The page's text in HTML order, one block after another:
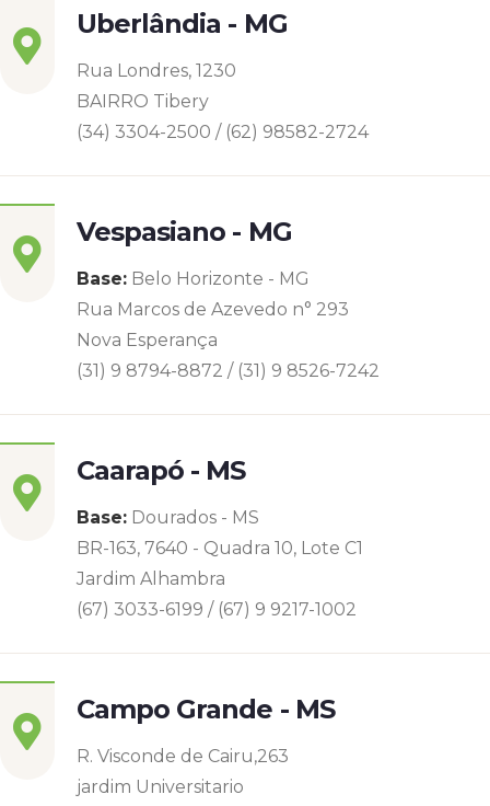
Uberlândia - MG
Rua Londres, 1230
BAIRRO Tibery
(34) 3304-2500 / (62) 98582-2724
Vespasiano - MG
Base: Belo Horizonte - MG
Rua Marcos de Azevedo n° 293
Nova Esperança
(31) 9 8794-8872 / (31) 9 8526-7242
Caarapó - MS
Base: Dourados - MS
BR-163, 7640 - Quadra 10, Lote C1
Jardim Alhambra
(67) 3033-6199 / (67) 9 9217-1002
Campo Grande - MS
R. Visconde de Cairu,263
jardim Universitario